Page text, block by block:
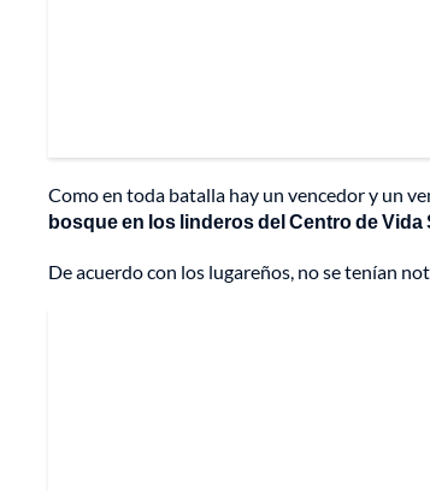
Como en toda batalla hay un vencedor y un
bosque en los linderos del Centro de
De acuerdo con los lugareños, no se tenían